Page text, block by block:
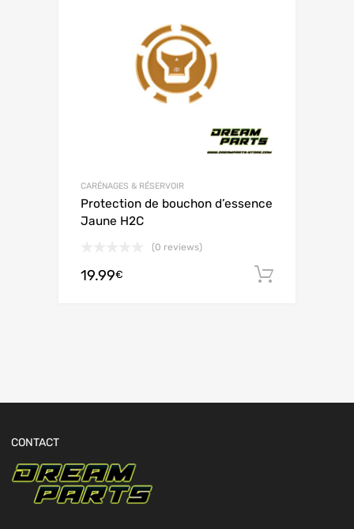
CARÉNAGES & RÉSERVOIR
Protection de bouchon d’essence
Jaune H2C
(0 reviews)
19.99€
CONTACT